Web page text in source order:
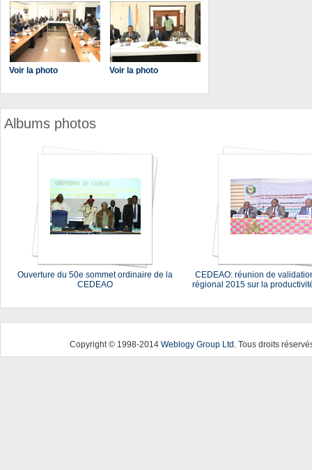
Voir la photo Voir la photo
Albums photos
Ouverture du 50e sommet ordinaire de la
CEDEAO
CEDEAO: réunion de
régional 2015 sur la
Copyright © 1998-2014 Weblogy Group Ltd . Tous droits